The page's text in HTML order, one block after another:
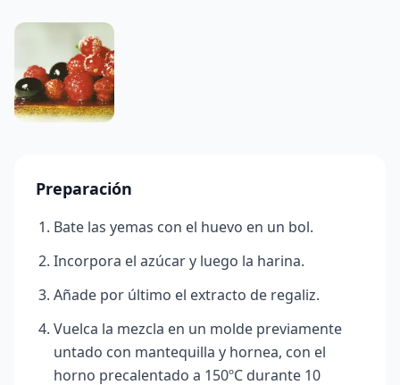
Preparación
Bate las yemas con el huevo en un bol.
Incorpora el azúcar y luego la harina.
Añade por último el extracto de regaliz.
Vuelca la mezcla en un molde previamente
untado con mantequilla y hornea, con el
horno precalentado a 150ºC durante 10